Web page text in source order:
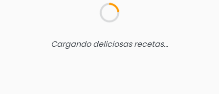
Cargando deliciosas recetas...